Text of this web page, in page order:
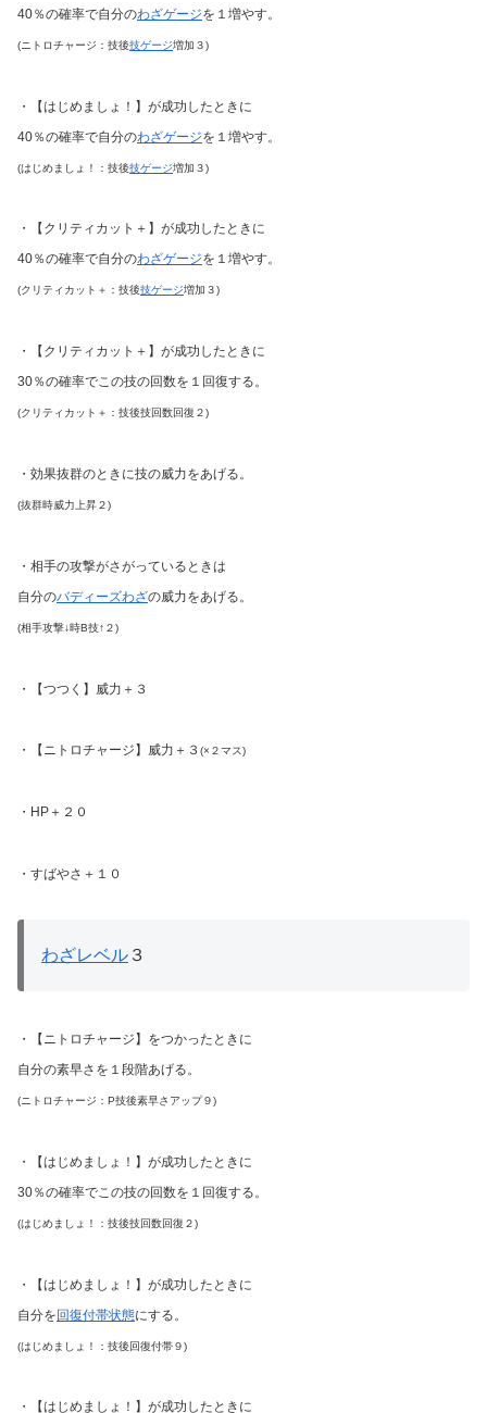
40％の確率で自分のわざゲージを１増やす。
(ニトロチャージ：技後技ゲージ増加３)
・【はじめましょ！】が成功したときに
40％の確率で自分のわざゲージを１増やす。
(はじめましょ！：技後技ゲージ増加３)
・【クリティカット＋】が成功したときに
40％の確率で自分のわざゲージを１増やす。
(クリティカット＋：技後技ゲージ増加３)
・【クリティカット＋】が成功したときに
30％の確率でこの技の回数を１回復する。
(クリティカット＋：技後技回数回復２)
・効果抜群のときに技の威力をあげる。
(抜群時威力上昇２)
・相手の攻撃がさがっているときは
自分のバディーズわざの威力をあげる。
(相手攻撃↓時B技↑２)
・【つつく】威力＋３
・【ニトロチャージ】威力＋３ (×２マス)
・HP＋２０
・すばやさ＋１０
わざレベル ３
・【ニトロチャージ】をつかったときに
自分の素早さを１段階あげる。
(ニトロチャージ：P技後素早さアップ９)
・【はじめましょ！】が成功したときに
30％の確率でこの技の回数を１回復する。
(はじめましょ！：技後技回数回復２)
・【はじめましょ！】が成功したときに
自分を回復付帯状態にする。
(はじめましょ！：技後回復付帯９)
・【はじめましょ！】が成功したときに